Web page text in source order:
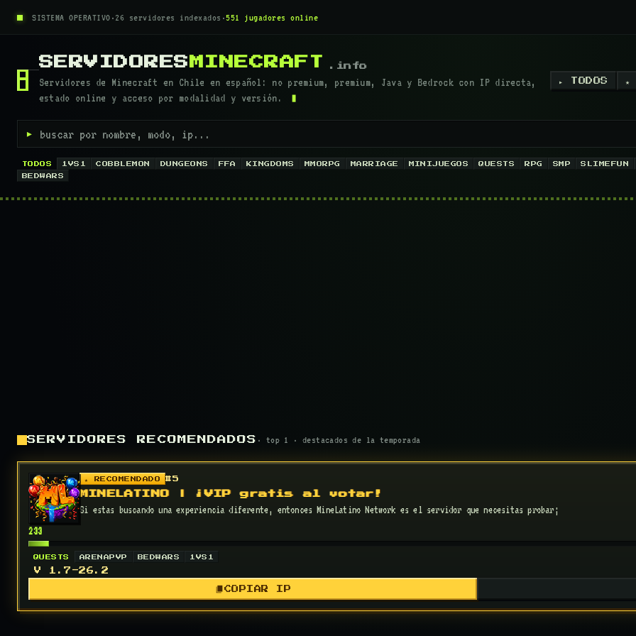
SISTEMA OPERATIVO · 26 servidores indexados ·551 jugadores online
SERVIDORES MINECRAFT .info
Servidores de Minecraft en Chile en español: no premium, premium, Java y Bedrock con IP directa,
estado online y acceso por modalidad y versión.
▸ TODOS ★
▸
TODOS 1VS1 COBBLEMON DUNGEONS FFA KINGDOMS MMORPG MARRIAGE MINIJUEGOS QUESTS RPG SMP SLIMEFUN
BEDWARS
SERVIDORES RECOMENDADOS · top 1 · destacados de la temporada
★ RECOMENDADO #5
MINELATINO | ¡VIP gratis al votar!
Si estas buscando una experiencia diferente, entonces MineLatino Network es el servidor que necesitas probar;
233
QUESTS ARENAPVP BEDWARS 1VS1
V 1.7-26.2
COPIAR IP